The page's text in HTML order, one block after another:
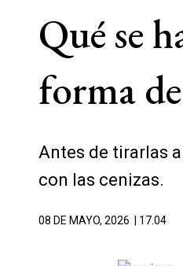
Qué se
forma
Antes de tirarlas
con las cenizas.
08 DE MAYO, 2026 | 17.04